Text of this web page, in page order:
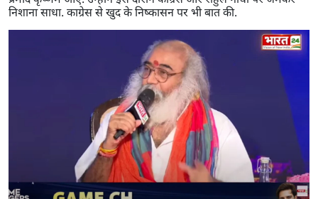
निशाना साधा. काग्रेस से खुद के निष्कासन पर भी बात की.